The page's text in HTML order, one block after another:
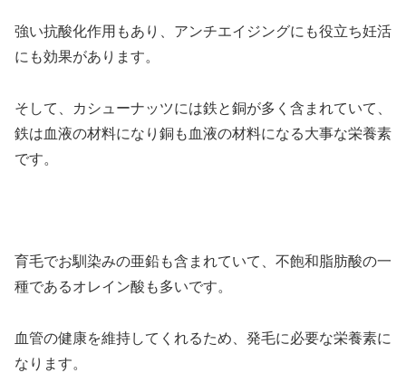
強い抗酸化作用もあり、アンチエイジングにも役立ち妊活
にも効果があります。
そして、カシューナッツには鉄と銅が多く含まれていて、
鉄は血液の材料になり銅も血液の材料になる大事な栄養素
です。
育毛でお馴染みの亜鉛も含まれていて、不飽和脂肪酸の一
種であるオレイン酸も多いです。
血管の健康を維持してくれるため、発毛に必要な栄養素に
なります。